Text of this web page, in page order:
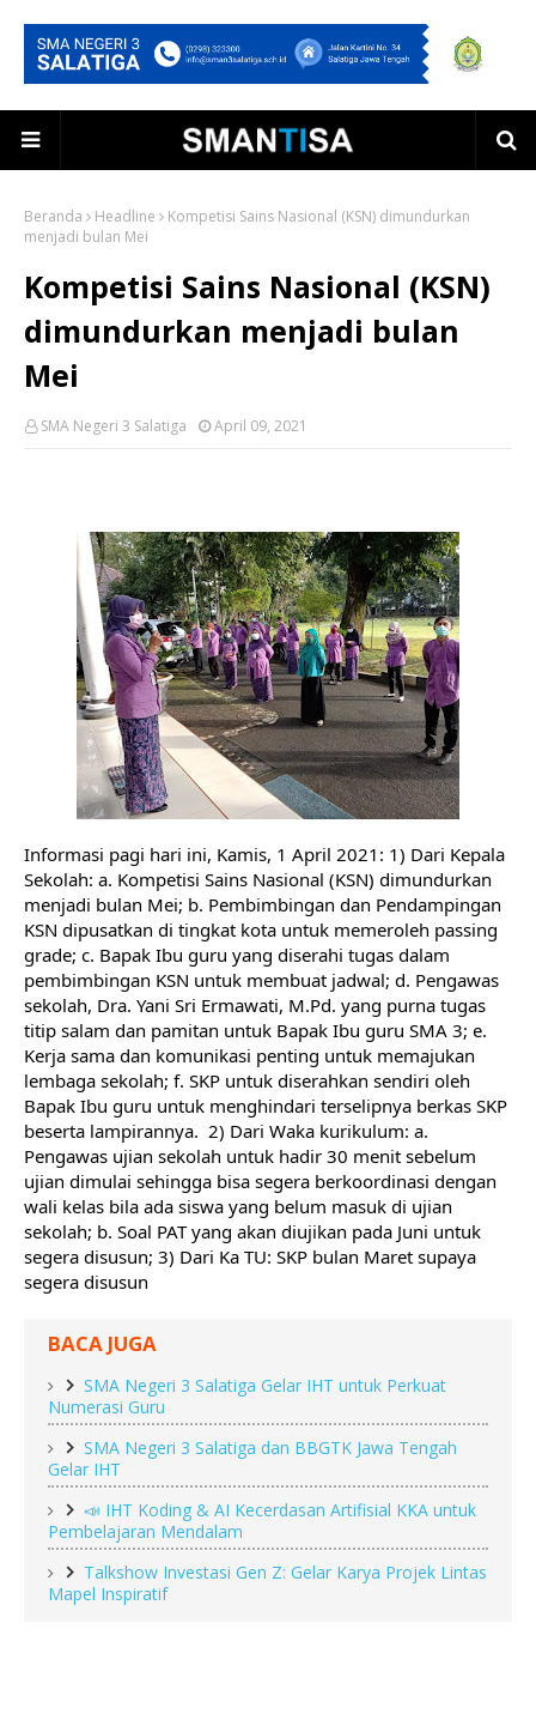
Beranda Headline
Kompetisi Sains Nasional (KSN) dimundurkan
menjadi bulan Mei
Kompetisi Sains Nasional (KSN)
dimundurkan menjadi bulan
Mei
SMA Negeri 3 Salatiga April 09, 2021
Informasi pagi hari ini, Kamis, 1 April 2021: 1) Dari Kepala
Sekolah: a. Kompetisi Sains Nasional (KSN) dimundurkan
menjadi bulan Mei; b. Pembimbingan dan Pendampingan
KSN dipusatkan di tingkat kota untuk memeroleh passing
grade; c. Bapak Ibu guru yang diserahi tugas dalam
pembimbingan KSN untuk membuat jadwal; d. Pengawas
sekolah, Dra. Yani Sri Ermawati, M.Pd. yang purna tugas
titip salam dan pamitan untuk Bapak Ibu guru SMA 3; e.
Kerja sama dan komunikasi penting untuk memajukan
lembaga sekolah; f. SKP untuk diserahkan sendiri oleh
Bapak Ibu guru untuk menghindari terselipnya berkas SKP
beserta lampirannya.  2) Dari Waka kurikulum: a.
Pengawas ujian sekolah untuk hadir 30 menit sebelum
ujian dimulai sehingga bisa segera berkoordinasi dengan
wali kelas bila ada siswa yang belum masuk di ujian
sekolah; b. Soal PAT yang akan diujikan pada Juni untuk
segera disusun; 3) Dari Ka TU: SKP bulan Maret supaya
segera disusun
BACA JUGA
SMA Negeri 3 Salatiga Gelar IHT untuk Perkuat
Numerasi Guru
SMA Negeri 3 Salatiga dan BBGTK Jawa Tengah
Gelar IHT
📣 IHT Koding & AI Kecerdasan Artifisial KKA untuk
Pembelajaran Mendalam
Talkshow Investasi Gen Z: Gelar Karya Projek Lintas
Mapel Inspiratif